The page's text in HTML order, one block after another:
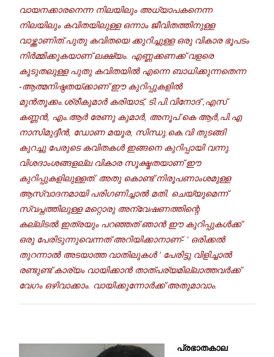
വായനക്കാരനെന്ന നിലയിലും അധ്യാപകനെന്ന
നിലയിലും കവിതയിലുള്ള ഒന്നാം ജീവിതത്തിനുള്ള
വാഴ്ത്താണിത്.പുതു കവിതയെ ക്കുറിച്ചുള്ള ഒരു വികാര ഭൂപടം
നിർമ്മിക്കുകയാണ് ലക്ഷ്യം. എണ്ണക്കണക്ക് വളരെ
കൂടുതലുള്ള പുതു കവിതയിൽ എന്നെ ബാധിക്കുന്നതെന്ന
-ആത്മനിഷ്ഠതയ്ക്കാണ് ഈ കുറിപ്പുകളിൽ
മുൻതൂക്കം.ശ്രീകുമാർ കരിയാട്, ടി.പി.വിനോദ് ,എസ്
കണ്ണൻ, എം.ആർ രേണു കുമാർ, അനൂപ്‌ കെ ആർ,പി.എ
നാസിമുദ്ദീൻ, ഡോണ മയൂര, സിന്ധു.കെ.വി തുടങ്ങി
കുറച്ചു പേരുടെ കവിതകൾ ഇങ്ങനെ കുറിപ്പായി വന്നു.
വിശദാംശങ്ങളല്ല വികാര സൂക്ഷ്മതയാണ് ഈ
കുറിപ്പുകളിലുള്ളത്. അതു കൊണ്ട് നിരൂപണാംശമുള്ള
ആസ്വാദനമായി പരിഗണിച്ചാൽ മതി. ചെയ്യുമെന്ന്
സ്വപ്നത്തിലുള്ള മറ്റൊരു അന്വേഷണത്തിന്റെ
കല്ലിടൽ.ഇത്രയും പറഞ്ഞത് ഞാൻ ഈ കുറിപ്പുകൾക്ക്
ഒരു പേരിടുന്നുവെന്നത് അറിയിക്കാനാണ്‌- ‘ ഒരിക്കൽ
തുറന്നാൽ അടയാത്ത വാതിലുകൾ ‘ പേരിട്ടു വിളിച്ചാൽ
രണ്ടുണ്ട് കാര്യം വായിക്കാൻ താത്പര്യമില്ലാത്തവർക്ക്
വേഗം ഒഴിവാക്കാം. വായിക്കുന്നോർക്ക് അതുമാവാം.
പ്രഭാതകാല